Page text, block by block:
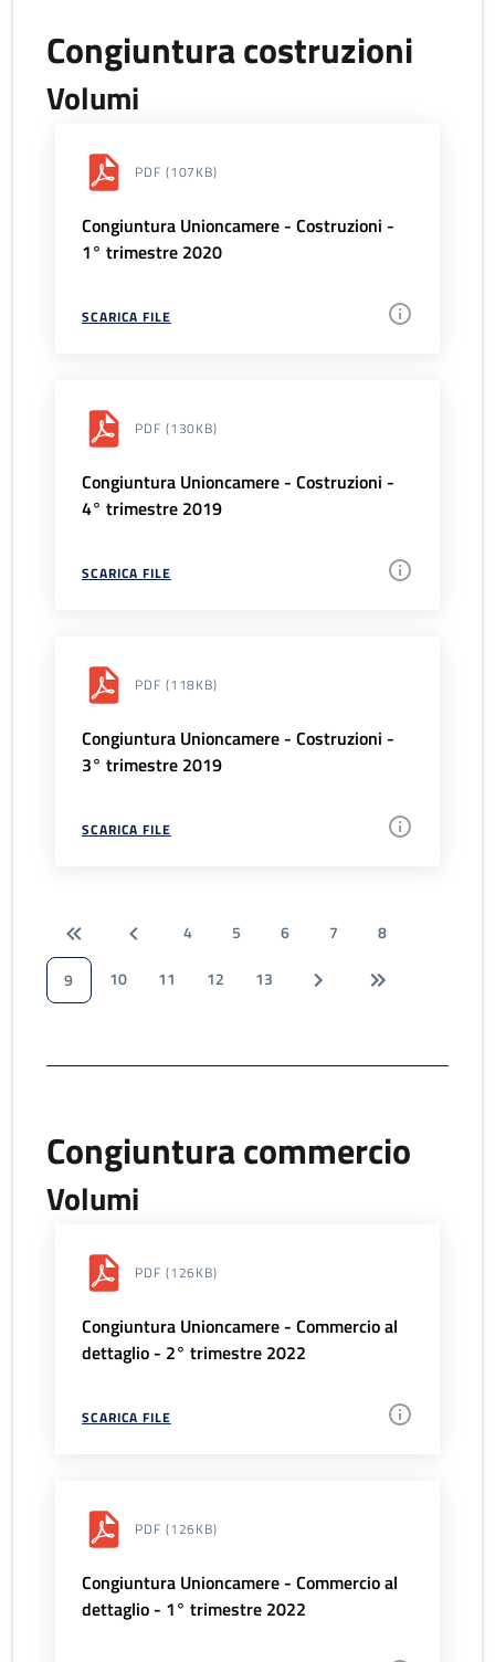
Congiuntura costruzioni
Volumi
PDF (107KB)
Congiuntura Unioncamere - Costruzioni -
1° trimestre 2020
SCARICA FILE
PDF (130KB)
Congiuntura Unioncamere - Costruzioni -
4° trimestre 2019
SCARICA FILE
PDF (118KB)
Congiuntura Unioncamere - Costruzioni -
3° trimestre 2019
SCARICA FILE
4 5 6 7
8
9
10 11 12 13
Congiuntura commercio
Volumi
PDF (126KB)
Congiuntura Unioncamere - Commercio al
dettaglio - 2° trimestre 2022
SCARICA FILE
PDF (126KB)
Congiuntura Unioncamere - Commercio al
dettaglio - 1° trimestre 2022